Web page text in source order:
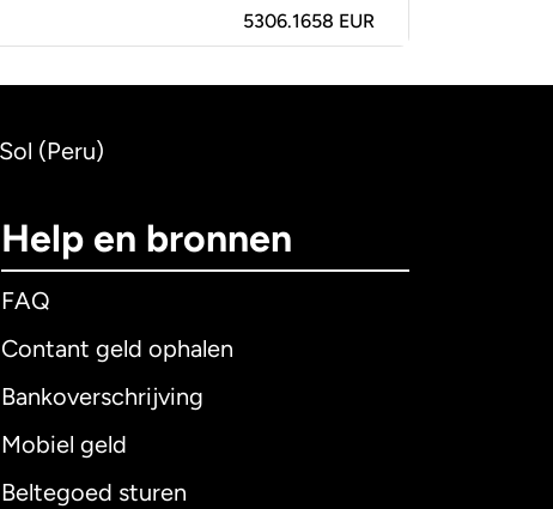
5306.1658 EUR
(Peru)
Help en bronnen
FAQ
Contant geld ophalen
Bankoverschrijving
Mobiel geld
Beltegoed sturen